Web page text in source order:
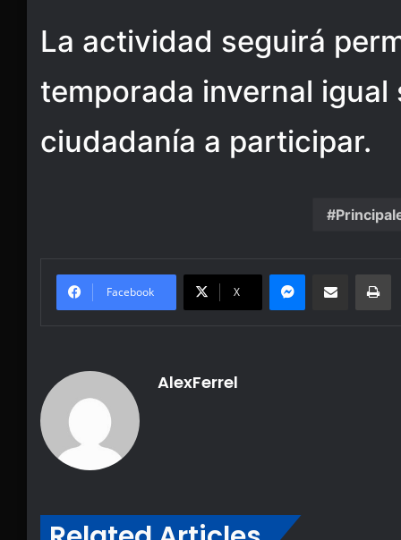
La actividad seguirá
temporada invernal igual
ciudadanía a participar.
Facebook X
Messenger
Share via Email
AlexFerrel